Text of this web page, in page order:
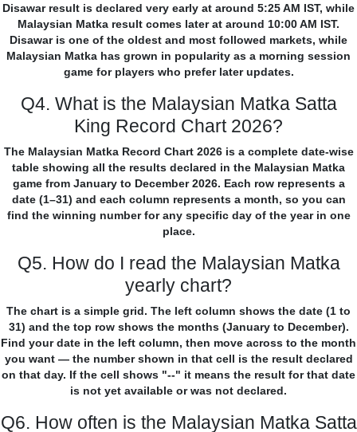
Disawar result is declared very early at around 5:25 AM IST, while
Malaysian Matka result comes later at around 10:00 AM IST.
Disawar is one of the oldest and most followed markets, while
Malaysian Matka has grown in popularity as a morning session
game for players who prefer later updates.
Q4. What is the Malaysian Matka Satta
King Record Chart 2026?
The Malaysian Matka Record Chart 2026 is a complete date-wise
table showing all the results declared in the Malaysian Matka
game from January to December 2026. Each row represents a
date (1–31) and each column represents a month, so you can
find the winning number for any specific day of the year in one
place.
Q5. How do I read the Malaysian Matka
yearly chart?
The chart is a simple grid. The left column shows the date (1 to
31) and the top row shows the months (January to December).
Find your date in the left column, then move across to the month
you want — the number shown in that cell is the result declared
on that day. If the cell shows "--" it means the result for that date
is not yet available or was not declared.
Q6. How often is the Malaysian Matka Satta